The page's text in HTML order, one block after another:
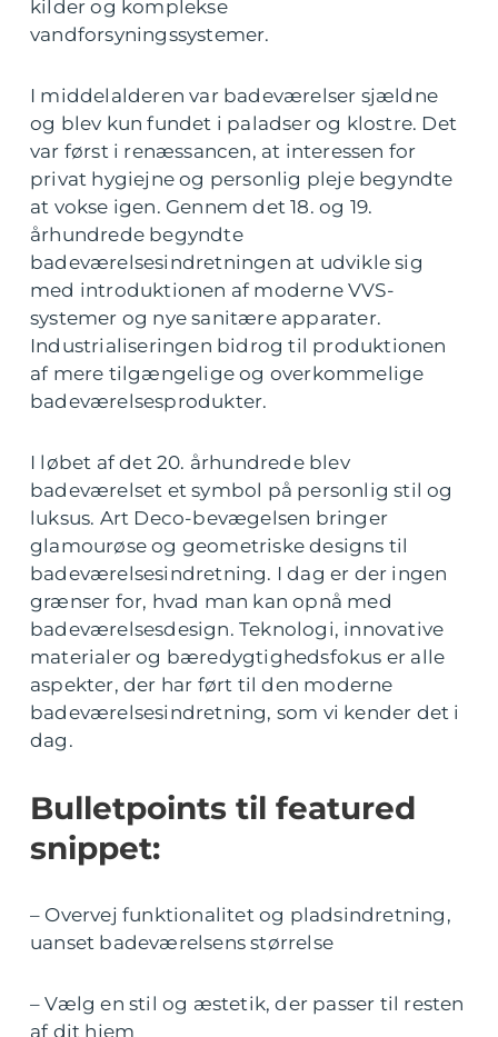
kilder og komplekse
vandforsyningssystemer.
I middelalderen var badeværelser sjældne
og blev kun fundet i paladser og klostre. Det
var først i renæssancen, at interessen for
privat hygiejne og personlig pleje begyndte
at vokse igen. Gennem det 18. og 19.
århundrede begyndte
badeværelsesindretningen at udvikle sig
med introduktionen af moderne VVS-
systemer og nye sanitære apparater.
Industrialiseringen bidrog til produktionen
af mere tilgængelige og overkommelige
badeværelsesprodukter.
I løbet af det 20. århundrede blev
badeværelset et symbol på personlig stil og
luksus. Art Deco-bevægelsen bringer
glamourøse og geometriske designs til
badeværelsesindretning. I dag er der ingen
grænser for, hvad man kan opnå med
badeværelsesdesign. Teknologi, innovative
materialer og bæredygtighedsfokus er alle
aspekter, der har ført til den moderne
badeværelsesindretning, som vi kender det i
dag.
Bulletpoints til featured
snippet:
– Overvej funktionalitet og pladsindretning,
uanset badeværelsens størrelse
– Vælg en stil og æstetik, der passer til resten
af dit hjem